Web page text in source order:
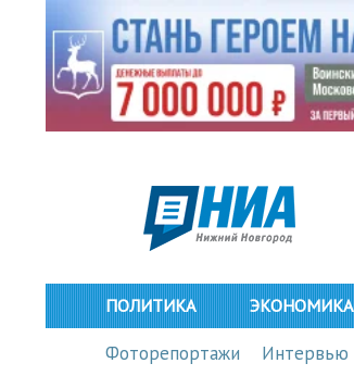
ПОЛИТИКА ЭКОНОМИКА
Фоторепортажи Интервью